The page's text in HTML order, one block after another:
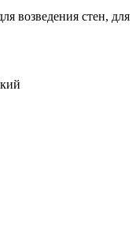
возведения стен, для